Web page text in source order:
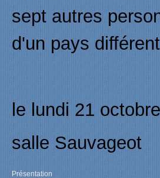
sept autres
d'un pays
le lundi 21
salle Sauvageot
Présentation